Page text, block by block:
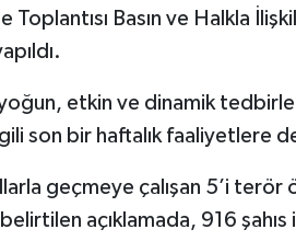
Toplantısı Basın ve Halkla
etkin ve dinamik
son bir haftalık faaliyetlere
geçmeye çalışan 5’i
belirtilen açıklamada, 916